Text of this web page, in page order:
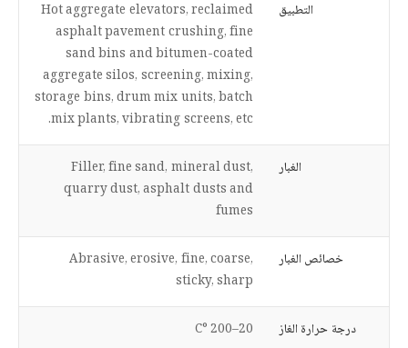
التطبيق
Hot aggregate elevators, reclaimed
asphalt pavement crushing, fine
sand bins and bitumen-coated
aggregate silos, screening, mixing,
storage bins, drum mix units, batch
mix plants, vibrating screens, etc.
الغبار
Filler, fine sand, mineral dust,
quarry dust, asphalt dusts and
fumes
خصائص الغبار
Abrasive, erosive, fine, coarse,
sticky, sharp
درجة حرارة الغاز 20–200 °C